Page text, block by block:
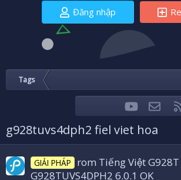
Đăng nhập
Tags
FacebookTwitteryoutubeLiên
g928tuvs4dph2 fiel viet hoa
GIẢI PHÁP
rom Tiếng Việt G928T
G928TUVS4DPH2 6.0.1 OK